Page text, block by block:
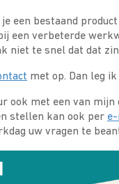
een bestaand product
een verbeterde
niet te snel dat dat
met op. Dan leg
ook met een van mijn
stellen kan ook per
uw vragen te